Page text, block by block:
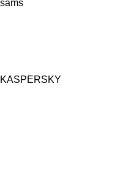
sams
KASPERSKY